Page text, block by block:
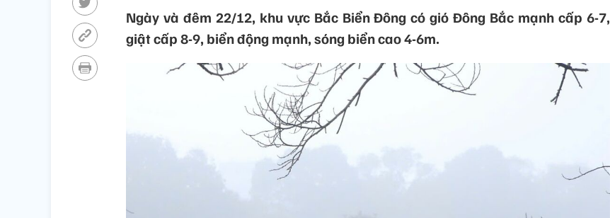
Ngày và đêm 22/12, khu vực Bắc Biển Đông có gió Đông Bắc mạnh cấp 6-7,
giật cấp 8-9, biển động mạnh, sóng biển cao 4-6m.